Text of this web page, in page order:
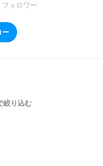
フォロワー
ー
絞り込む